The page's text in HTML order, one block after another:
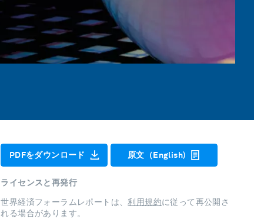
PDFをダウンロード 原文（English)
ライセンスと再発行
世界経済フォーラムレポートは、利用規約に従って再公開さ
れる場合があります。